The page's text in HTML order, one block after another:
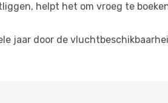
helpt het om vroeg te
jaar door de